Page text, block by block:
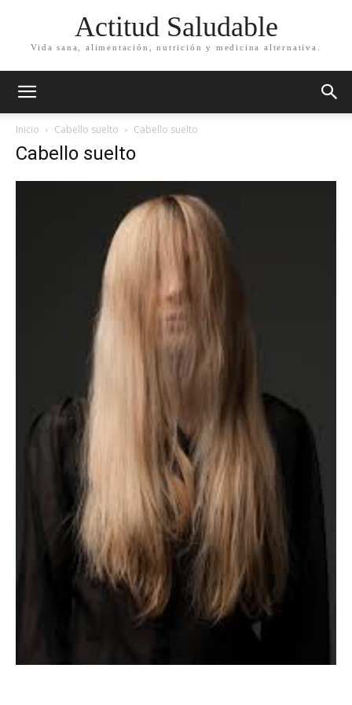
Actitud Saludable
Vida sana, alimentación, nutrición y medicina alternativa.
Inicio Cabello suelto Cabello suelto
Cabello suelto